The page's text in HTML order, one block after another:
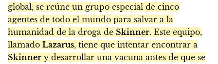
global, se reúne un grupo especial de cinco
agentes de todo el mundo para salvar a la
humanidad de la droga de Skinner. Este equipo,
llamado Lazarus, tiene que intentar encontrar a
Skinner y desarrollar una vacuna antes de que se